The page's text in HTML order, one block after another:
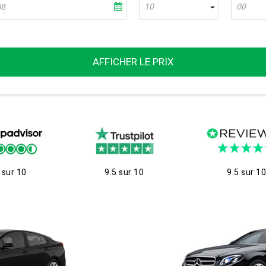
10 00
AFFICHER LE PRIX
10 9.5 sur 10 9.5 sur 10